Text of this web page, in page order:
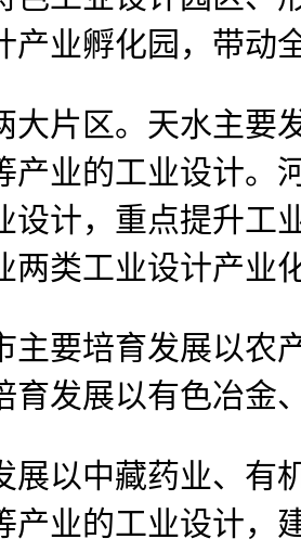
业孵化园，带动
区。天水主要
产业的工业设计。
设计，重点提升工
类工业设计产业
培育发展以农
发展以有色冶金
中藏药业、有
产业的工业设计，